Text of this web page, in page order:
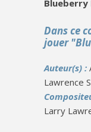
Blueberry
Dans ce
jouer
Auteur(s) :
Lawrence
Larry